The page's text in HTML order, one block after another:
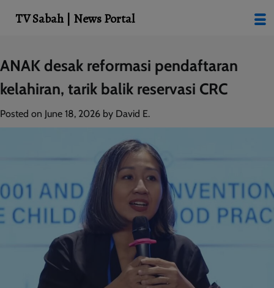
Skip
to
content
ANAK desak reformasi pendaftaran
kelahiran, tarik balik reservasi CRC
Posted on June 18, 2026 by David E.
TV Sabah | News Portal